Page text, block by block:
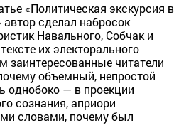
«Политическая экскурсия в
автор сделал набросок
Навального, Собчак и
их электорального
заинтересованные читатели
объемный, непростой
однобоко — в проекции
сознания, априори
словами, почему был